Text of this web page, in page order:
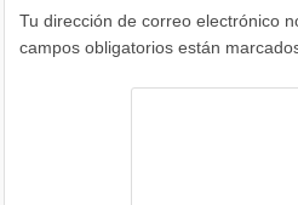
Tu dirección de correo electrónico
campos obligatorios están